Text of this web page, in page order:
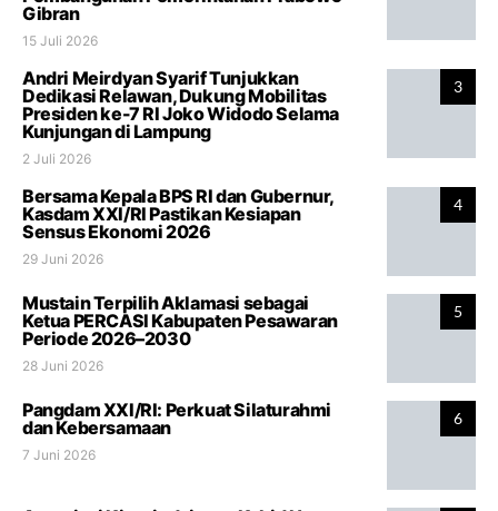
Gibran
15 Juli 2026
3
Andri Meirdyan Syarif Tunjukkan
Dedikasi Relawan, Dukung Mobilitas
Presiden ke-7 RI Joko Widodo Selama
Kunjungan di Lampung
2 Juli 2026
4
Bersama Kepala BPS RI dan Gubernur,
Kasdam XXI/RI Pastikan Kesiapan
Sensus Ekonomi 2026
29 Juni 2026
5
Mustain Terpilih Aklamasi sebagai
Ketua PERCASI Kabupaten Pesawaran
Periode 2026–2030
28 Juni 2026
6
Pangdam XXI/RI: Perkuat Silaturahmi
dan Kebersamaan
7 Juni 2026